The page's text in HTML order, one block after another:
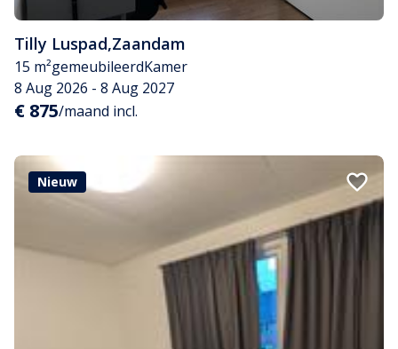
Tilly Luspad,Zaandam
15 m²gemeubileerdKamer
8 Aug 2026 - 8 Aug 2027
€ 875/maand incl.
Nieuw